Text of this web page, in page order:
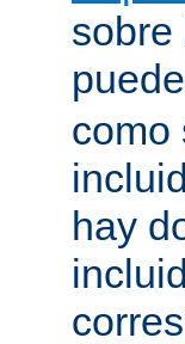
sobre
como
hay